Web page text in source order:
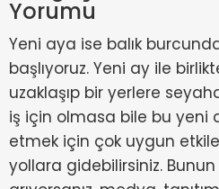
Yorumu
Yeni aya ise balık
başlıyoruz. Yeni ay ile
uzaklaşıp bir yerlere
iş için olmasa bile bu yeni
etmek için çok uygun
yollara gidebilirsiniz. Bunun